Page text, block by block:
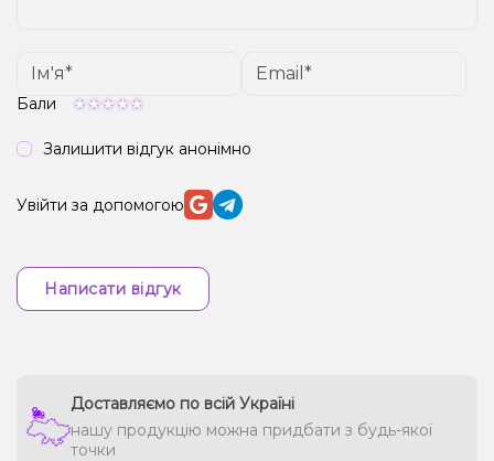
Бали
Залишити відгук анонімно
Увійти за допомогою
Написати відгук
Доставляємо по всій Україні
нашу продукцію можна придбати з будь-якої
точки